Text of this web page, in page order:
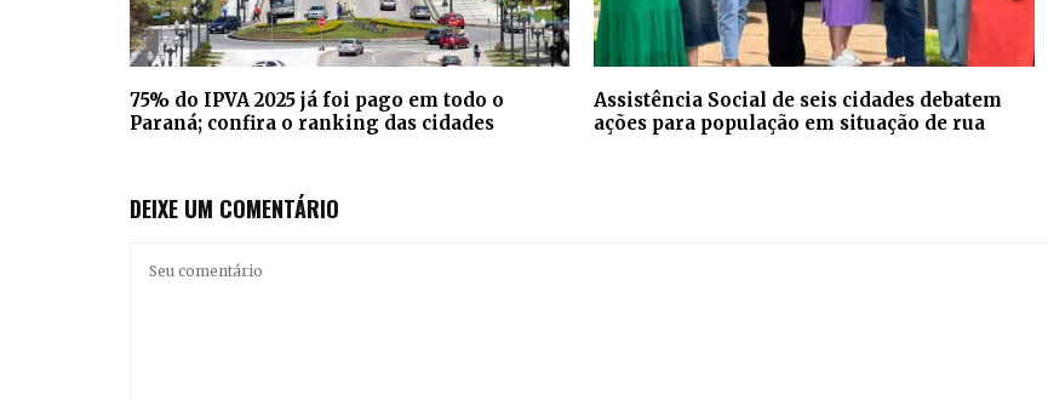
75% do IPVA 2025 já foi pago em todo o
Paraná; confira o ranking das cidades
Assistência Social de seis cidades debatem
ações para população em situação de rua
DEIXE UM COMENTÁRIO